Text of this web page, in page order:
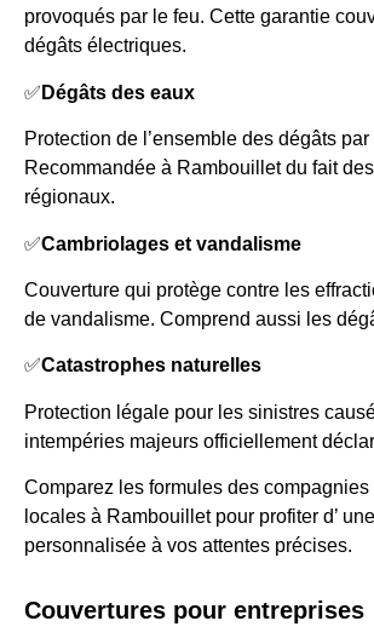
provoqués par le feu. Cette garantie
dégâts électriques.
✅ Dégâts des eaux
Protection de l’ensemble des dégâts par
Recommandée à Rambouillet du fait
régionaux.
✅Cambriolages et vandalisme
Couverture qui protège contre les
de vandalisme. Comprend aussi les
✅Catastrophes naturelles
Protection légale pour les sinistres
intempéries majeurs officiellement
Comparez les formules des compagnies
locales à Rambouillet pour profiter d’
personnalisée à vos attentes précises.
Couvertures pour entreprises